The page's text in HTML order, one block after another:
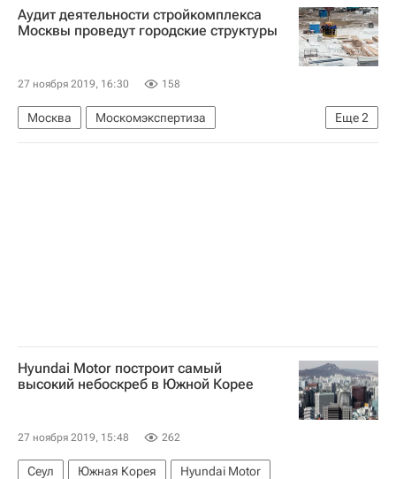
Аудит деятельности стройкомплекса
Москвы проведут городские структуры
27 ноября 2019, 16:30 158
Еще2
Москва
Москомэкспертиза
Градостроительный комплекс Москвы
Hyundai Motor построит самый
высокий небоскреб в Южной Корее
27 ноября 2019, 15:48 262
Сеул Южная Корея Hyundai Motor